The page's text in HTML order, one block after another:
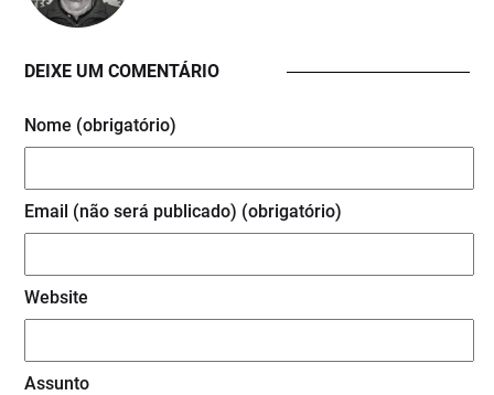
DEIXE UM COMENTÁRIO
Nome (obrigatório)
Email (não será publicado) (obrigatório)
Website
Assunto